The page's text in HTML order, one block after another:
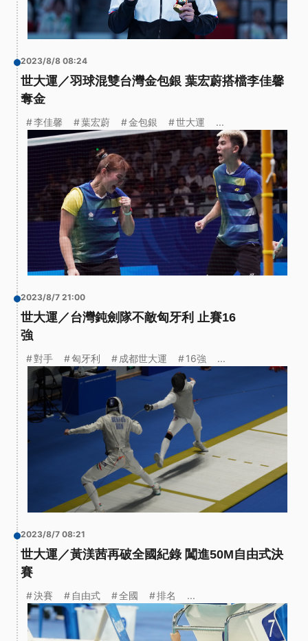
2023/8/8 08:24
世大運／羽球混雙台灣金包銀 葉宏蔚搭檔李佳馨
奪金
李佳馨 葉宏蔚 金包銀 世大運 ...
2023/8/7 21:00
世大運／台灣鈍劍隊不敵匈牙利 止賽16
強
對手 匈牙利 成都世大運 16強 ...
2023/8/7 08:21
世大運／黃渼茜再破全國紀錄 闖進50M自由式決
賽
決賽 自由式 全國 排名 ...